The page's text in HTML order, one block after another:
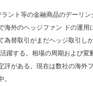
ント等の金融商品のデーリ
海外のヘッジファン ドの運
為替取引がまだヘッジ取引し
躍する。相場の周期および変
評がある。現在は数社の海外